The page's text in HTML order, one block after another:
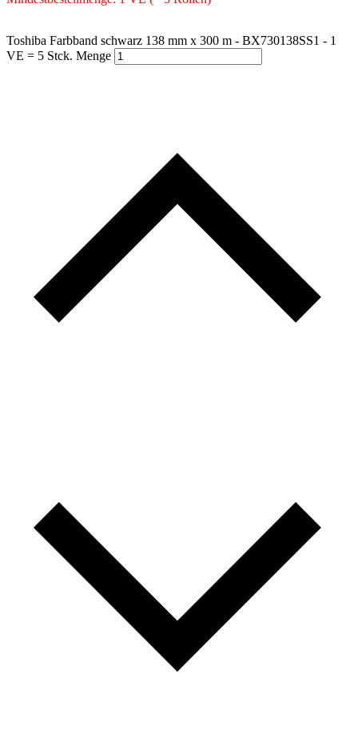
Toshiba Farbband schwarz 138 mm x 300 m - BX730138SS1 - 1
VE = 5 Stck. Menge